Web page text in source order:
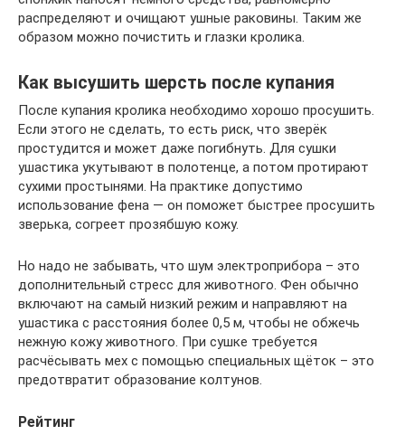
распределяют и очищают ушные раковины. Таким же
образом можно почистить и глазки кролика.
Как высушить шерсть после купания
После купания кролика необходимо хорошо просушить.
Если этого не сделать, то есть риск, что зверёк
простудится и может даже погибнуть. Для сушки
ушастика укутывают в полотенце, а потом протирают
сухими простынями. На практике допустимо
использование фена — он поможет быстрее просушить
зверька, согреет прозябшую кожу.
Но надо не забывать, что шум электроприбора – это
дополнительный стресс для животного. Фен обычно
включают на самый низкий режим и направляют на
ушастика с расстояния более 0,5 м, чтобы не обжечь
нежную кожу животного. При сушке требуется
расчёсывать мех с помощью специальных щёток – это
предотвратит образование колтунов.
Рейтинг